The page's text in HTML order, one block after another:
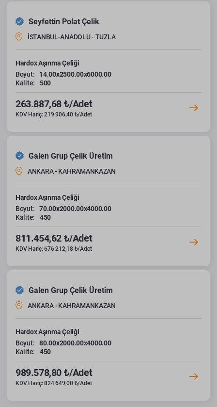
Seyfettin Polat Çelik
İSTANBUL-ANADOLU - TUZLA
Hardox Aşınma Çeliği
Boyut:
14.00x2500.00x6000.00
Kalite:
500
263.887,68 ₺/Adet
KDV Hariç: 219.906,40 ₺/Adet
Galen Grup Çelik Üretim
ANKARA - KAHRAMANKAZAN
Hardox Aşınma Çeliği
Boyut:
70.00x2000.00x4000.00
Kalite:
450
811.454,62 ₺/Adet
KDV Hariç: 676.212,18 ₺/Adet
Galen Grup Çelik Üretim
ANKARA - KAHRAMANKAZAN
Hardox Aşınma Çeliği
Boyut:
80.00x2000.00x4000.00
Kalite:
450
989.578,80 ₺/Adet
KDV Hariç: 824.649,00 ₺/Adet